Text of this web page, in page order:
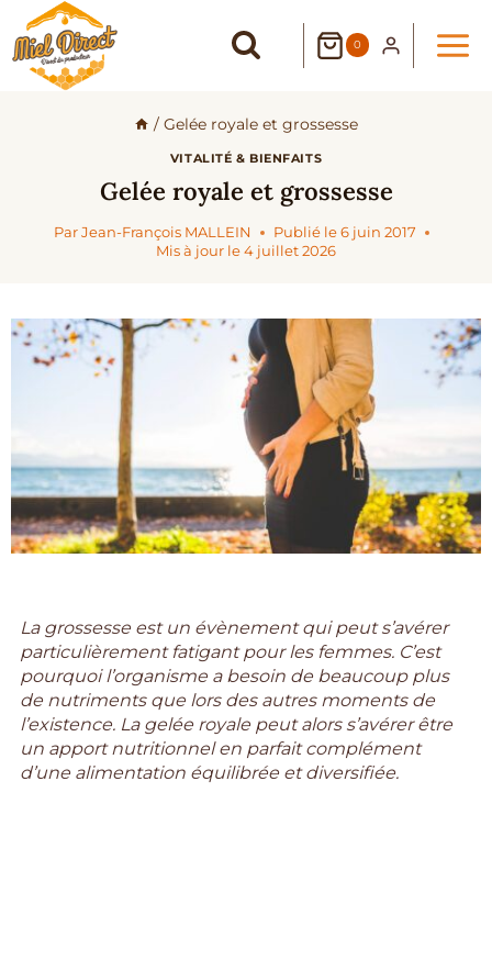
au
contenu
0
/ Gelée royale et grossesse
VITALITÉ & BIENFAITS
Gelée royale et grossesse
Par Jean-François MALLEIN Publié le 6 juin 2017
Mis à jour le 4 juillet 2026
La grossesse est un évènement qui peut s’avérer
particulièrement fatigant pour les femmes. C’est
pourquoi l’organisme a besoin de beaucoup plus
de nutriments que lors des autres moments de
l’existence. La gelée royale peut alors s’avérer être
un apport nutritionnel en parfait complément
d’une alimentation équilibrée et diversifiée.